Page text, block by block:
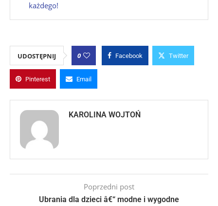
każdego!
UDOSTĘPNIJ 0 Facebook Twitter
Pinterest Email
KAROLINA WOJTOŃ
Poprzedni post
Ubrania dla dzieci â€“ modne i wygodne